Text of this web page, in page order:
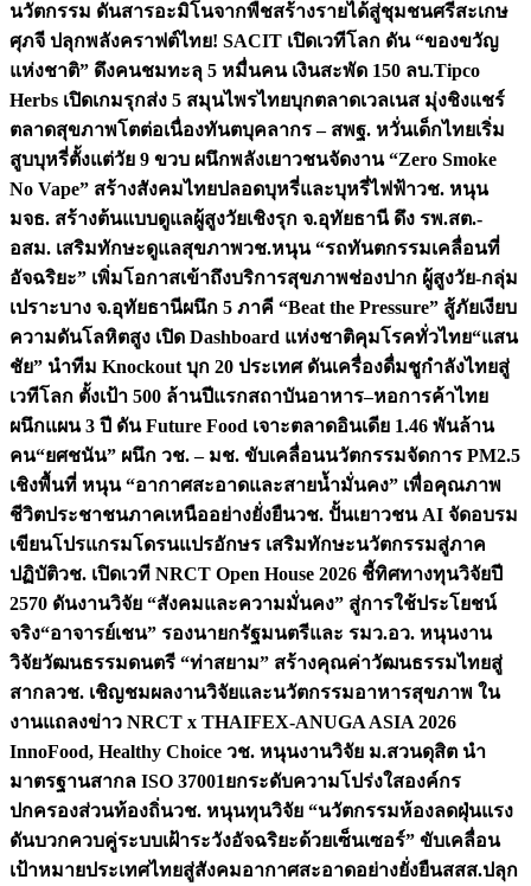
นวัตกรรม ดันสารอะมิโนจากพืชสร้างรายได้สู่ชุมชนศรีสะเกษ
ศุภจี ปลุกพลังคราฟต์ไทย! SACIT เปิดเวทีโลก ดัน “ของขวัญ
แห่งชาติ” ดึงคนชมทะลุ 5 หมื่นคน เงินสะพัด 150 ลบ.Tipco
Herbs เปิดเกมรุกส่ง 5 สมุนไพรไทยบุกตลาดเวลเนส มุ่งชิงแชร์
ตลาดสุขภาพโตต่อเนื่องทันตบุคลากร – สพฐ. หวั่นเด็กไทยเริ่ม
สูบบุหรี่ตั้งแต่วัย 9 ขวบ ผนึกพลังเยาวชนจัดงาน “Zero Smoke
No Vape” สร้างสังคมไทยปลอดบุหรี่และบุหรี่ไฟฟ้าวช. หนุน
มจธ. สร้างต้นแบบดูแลผู้สูงวัยเชิงรุก จ.อุทัยธานี ดึง รพ.สต.-
อสม. เสริมทักษะดูแลสุขภาพวช.หนุน “รถทันตกรรมเคลื่อนที่
อัจฉริยะ” เพิ่มโอกาสเข้าถึงบริการสุขภาพช่องปาก ผู้สูงวัย-กลุ่ม
เปราะบาง จ.อุทัยธานีผนึก 5 ภาคี “Beat the Pressure” สู้ภัยเงียบ
ความดันโลหิตสูง เปิด Dashboard แห่งชาติคุมโรคทั่วไทย“แสน
ชัย” นำทีม Knockout บุก 20 ประเทศ ดันเครื่องดื่มชูกำลังไทยสู่
เวทีโลก ตั้งเป้า 500 ล้านปีแรกสถาบันอาหาร–หอการค้าไทย
ผนึกแผน 3 ปี ดัน Future Food เจาะตลาดอินเดีย 1.46 พันล้าน
คน“ยศชนัน” ผนึก วช. – มช. ขับเคลื่อนนวัตกรรมจัดการ PM2.5
เชิงพื้นที่ หนุน “อากาศสะอาดและสายน้ำมั่นคง” เพื่อคุณภาพ
ชีวิตประชาชนภาคเหนืออย่างยั่งยืนวช. ปั้นเยาวชน AI จัดอบรม
เขียนโปรแกรมโดรนแปรอักษร เสริมทักษะนวัตกรรมสู่ภาค
ปฏิบัติวช. เปิดเวที NRCT Open House 2026 ชี้ทิศทางทุนวิจัยปี
2570 ดันงานวิจัย “สังคมและความมั่นคง” สู่การใช้ประโยชน์
จริง“อาจารย์เชน” รองนายกรัฐมนตรีและ รมว.อว. หนุนงาน
วิจัยวัฒนธรรมดนตรี “ท่าสยาม” สร้างคุณค่าวัฒนธรรมไทยสู่
สากลวช. เชิญชมผลงานวิจัยและนวัตกรรมอาหารสุขภาพ ใน
งานแถลงข่าว NRCT x THAIFEX-ANUGA ASIA 2026
InnoFood, Healthy Choice วช. หนุนงานวิจัย ม.สวนดุสิต นำ
มาตรฐานสากล ISO 37001ยกระดับความโปร่งใสองค์กร
ปกครองส่วนท้องถิ่นวช. หนุนทุนวิจัย “นวัตกรรมห้องลดฝุ่นแรง
ดันบวกควบคู่ระบบเฝ้าระวังอัจฉริยะด้วยเซ็นเซอร์” ขับเคลื่อน
เป้าหมายประเทศไทยสู่สังคมอากาศสะอาดอย่างยั่งยืนสสส.ปลุก